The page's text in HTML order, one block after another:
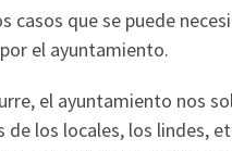
casos que se puede
el ayuntamiento.
el ayuntamiento nos
de los locales, los lindes,